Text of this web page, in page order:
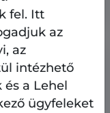
fel. Itt
az
az
intézhető
a Lehel
ügyfeleket